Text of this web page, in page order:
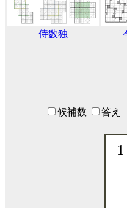
侍数独
候補数 答え